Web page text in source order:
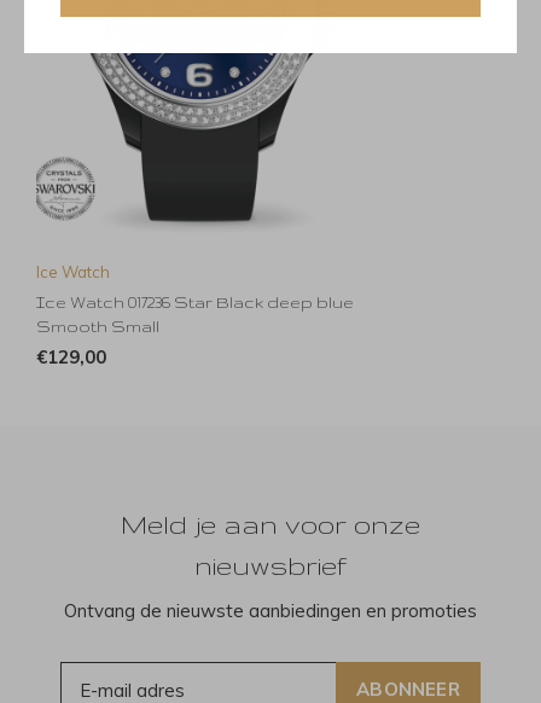
Ice Watch
Ice Watch 017236 Star Black deep blue
Smooth Small
€129,00
Meld je aan voor onze
nieuwsbrief
Ontvang de nieuwste aanbiedingen en promoties
ABONNEER